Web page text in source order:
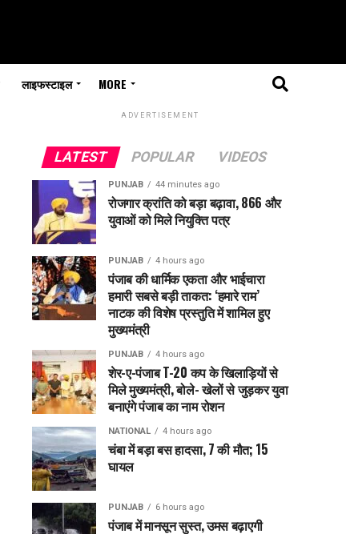
लाइफस्टाइल MORE
ADVERTISEMENT
LATEST POPULAR VIDEOS
PUNJAB 44 minutes ago
रोजगार क्रांति को बड़ा बढ़ावा, 866 और
युवाओं को मिले नियुक्ति पत्र
PUNJAB 4 hours ago
पंजाब की धार्मिक एकता और भाईचारा
हमारी सबसे बड़ी ताकत: ‘हमारे राम’
नाटक की विशेष प्रस्तुति में शामिल हुए
मुख्यमंत्री
PUNJAB 4 hours ago
शेर-ए-पंजाब T-20 कप के खिलाड़ियों से
मिले मुख्यमंत्री, बोले- खेलों से जुड़कर युवा
बनाएंगे पंजाब का नाम रोशन
NATIONAL 4 hours ago
चंबा में बड़ा बस हादसा, 7 की मौत; 15
घायल
PUNJAB 6 hours ago
पंजाब में मानसून सुस्त, उमस बढ़ाएगी